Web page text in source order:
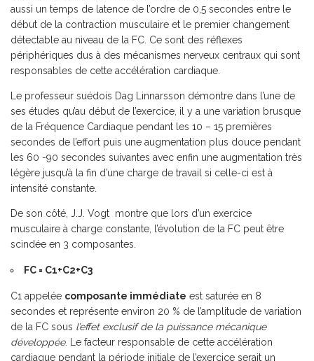
aussi un temps de latence de l’ordre de 0,5 secondes entre le
début de la contraction musculaire et le premier changement
détectable au niveau de la FC. Ce sont des réflexes
périphériques dus à des mécanismes nerveux centraux qui sont
responsables de cette accélération cardiaque.
Le professeur suédois Dag Linnarsson démontre dans l’une de
ses études qu’au début de l’exercice, il y a une variation brusque
de la Fréquence Cardiaque pendant les 10 – 15 premières
secondes de l’effort puis une augmentation plus douce pendant
les 60 -90 secondes suivantes avec enfin une augmentation très
légère jusqu’à la fin d’une charge de travail si celle-ci est à
intensité constante.
De son côté, J.J. Vogt montre que lors d’un exercice
musculaire à charge constante, l’évolution de la FC peut être
scindée en 3 composantes.
FC = C1+C2+C3
C1 appelée composante immédiate est saturée en 8
secondes et représente environ 20 % de l’amplitude de variation
de la FC sous l’effet exclusif de la puissance mécanique
développée. Le facteur responsable de cette accélération
cardiaque pendant la période initiale de l’exercice serait un